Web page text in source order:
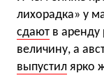
лихорадка» у
сдают в
величину, а
выпустил ярко